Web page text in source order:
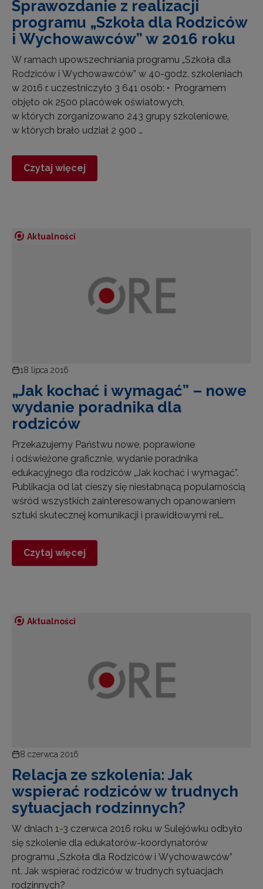
Sprawozdanie z realizacji
programu „Szkoła dla Rodziców
i Wychowawców” w 2016 roku
W ramach upowszechniania programu „Szkoła dla
Rodziców i Wychowawców” w 40-godz. szkoleniach
w 2016 r. uczestniczyło 3 641 osób: • Programem
objęto ok 2500 placówek oświatowych,
w których zorganizowano 243 grupy szkoleniowe,
w których brało udział 2 900 …
Czytaj więcej
Aktualności
18 lipca 2016
„Jak kochać i wymagać” – nowe
wydanie poradnika dla
rodziców
Przekazujemy Państwu nowe, poprawione
i odświeżone graficznie, wydanie poradnika
edukacyjnego dla rodziców „Jak kochać i wymagać”.
Publikacja od lat cieszy się niesłabnącą popularnością
wśród wszystkich zainteresowanych opanowaniem
sztuki skutecznej komunikacji i prawidłowymi rel…
Czytaj więcej
Aktualności
8 czerwca 2016
Relacja ze szkolenia: Jak
wspierać rodziców w trudnych
sytuacjach rodzinnych?
W dniach 1-3 czerwca 2016 roku w Sulejówku odbyło
się szkolenie dla edukatorów-koordynatorów
programu „Szkoła dla Rodziców i Wychowawców”
nt. Jak wspierać rodziców w trudnych sytuacjach
rodzinnych?